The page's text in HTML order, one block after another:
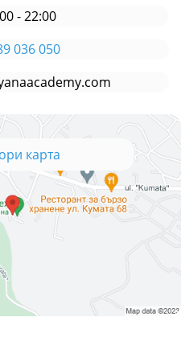
- 22:00
036 050
карта